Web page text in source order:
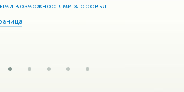
возможностями здоровья